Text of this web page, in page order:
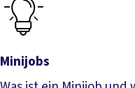
Minijobs